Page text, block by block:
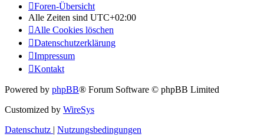
Foren-Übersicht
Alle Zeiten sind UTC+02:00
Alle Cookies löschen
Datenschutzerklärung
Impressum
Kontakt
Powered by phpBB® Forum Software © phpBB Limited
Customized by WireSys
Datenschutz | Nutzungsbedingungen